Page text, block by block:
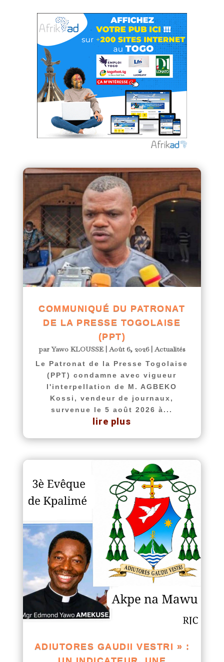
COMMUNIQUÉ DU PATRONAT
DE LA PRESSE TOGOLAISE
(PPT)
parYawo KLOUSSE|Août 6, 2026|Actualités
Le Patronat de la Presse Togolaise
(PPT) condamne avec vigueur
l'interpellation de M. AGBEKO
Kossi, vendeur de journaux,
survenue le 5 août 2026 à...
lire plus
ADIUTORES GAUDII VESTRI » :